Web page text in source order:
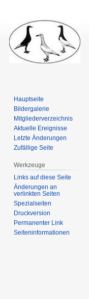
Hauptseite
Bildergalerie
Mitgliederverzeichnis
Aktuelle Ereignisse
Letzte Änderungen
Zufällige Seite
Werkzeuge
Links auf diese Seite
Änderungen an
verlinkten Seiten
Spezialseiten
Druckversion
Permanenter Link
Seiten­informationen